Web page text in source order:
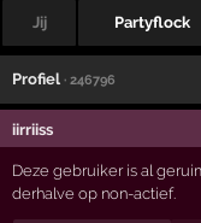
Jij Partyflock
Profiel · 246796
iirriiss
Deze gebruiker is al
derhalve op non-actief.